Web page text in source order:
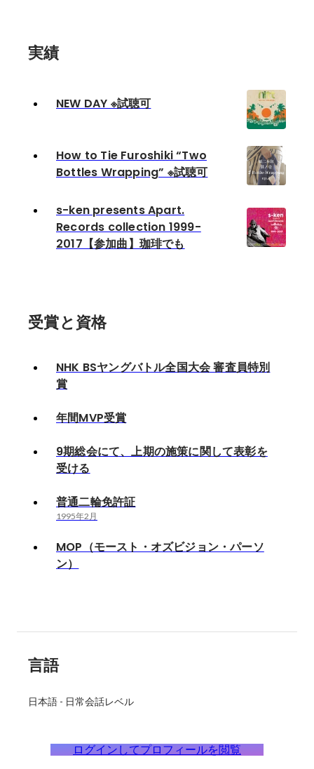
実績
NEW DAY ※試聴可
How to Tie Furoshiki “Two
Bottles Wrapping” ※試聴可
s-ken presents Apart.
Records collection 1999-
2017【参加曲】珈琲でも
受賞と資格
NHK BSヤングバトル全国大会 審査員特別
賞
年間MVP受賞
9期総会にて、上期の施策に関して表彰を
受ける
普通二輪免許証
1995年2月
MOP（モースト・オズビジョン・パーソ
ン）
言語
日本語 - 日常会話レベル
ログインしてプロフィールを閲覧